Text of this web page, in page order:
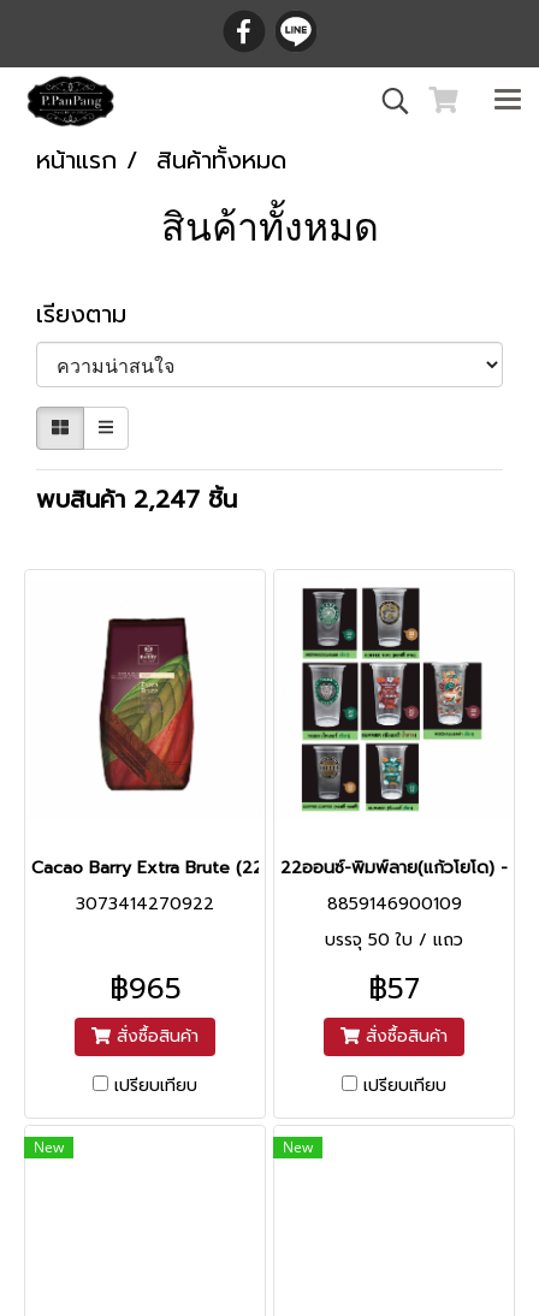
หน้าแรก สินค้าทั้งหมด
สินค้าทั้งหมด
เรียงตาม
พบสินค้า 2,247 ชิ้น
Cacao Barry Extra Brute (22-24% Cocoa Butter) (1kg)
3073414270922
฿965
สั่งซื้อสินค้า
เปรียบเทียบ
22ออนซ์-พิมพ์ลาย(แก้วโยโด) -
8859146900109
บรรจุ 50 ใบ / แถว
฿57
สั่งซื้อสินค้า
เปรียบเทียบ
New New